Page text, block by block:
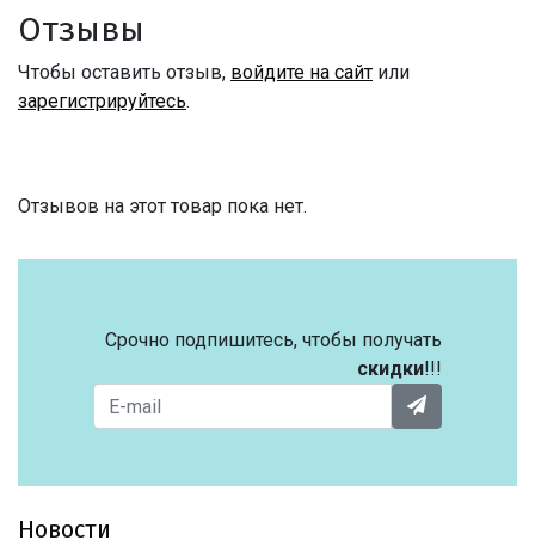
Отзывы
Чтобы оставить отзыв, войдите на сайт или
зарегистрируйтесь.
Отзывов на этот товар пока нет.
Срочно подпишитесь, чтобы получать
скидки!!!
Новости